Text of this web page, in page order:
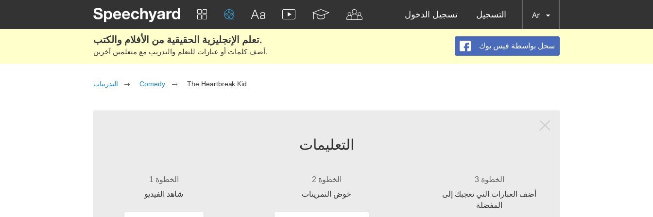
تسجيل الدخول التسجيل Ar
تعلم الإنجليزية الحقيقية من الأفلام والكتب.
أضف كلمات أو عبارات للتعلم والتدريب مع متعلمين آخرين.
سجل بواسطة فيس بوك
التدريبات Comedy The Heartbreak Kid
التعليمات
الخطوة 1
شاهد الفيديو
الخطوة 2
خوض التمرينات
الخطوة 3
أضف العبارات التي تعجبك إلى
المفضلة